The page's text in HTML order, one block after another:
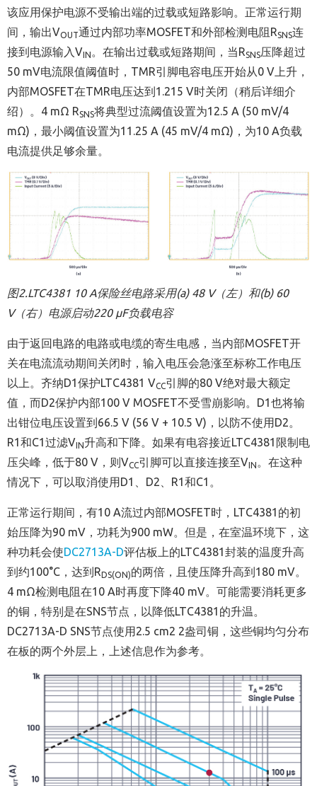
该应用保护电源不受输出端的过载或短路影响。正常运行期
间，输出VOUT通过内部功率MOSFET和外部检测电阻RSNS连
接到电源输入V IN 。在输出过载或短路期间，当RSNS压降超过
50 mV电流限值阈值时，TMR引脚电容电压开始从0 V上升，
内部MOSFET在TMR电压达到1.215 V时关闭（稍后详细介
绍）。4 mΩ RSNS将典型过流阈值设置为12.5 A (50 mV/4
mΩ)，最小阈值设置为11.25 A (45 mV/4 mΩ)，为10 A负载
电流提供足够余量。
图2.LTC4381 10 A保险丝电路采用(a) 48 V（左）和(b) 60
V（右）电源启动220 µF负载电容
由于返回电路的电路或电缆的寄生电感，当内部MOSFET开
关在电流流动期间关闭时，输入电压会急涨至标称工作电压
以上。齐纳D1保护LTC4381 VCC引脚的80 V绝对最大额定
值，而D2保护内部100 V MOSFET不受雪崩影响。D1也将输
出钳位电压设置到66.5 V (56 V + 10.5 V)，以防不使用D2。
R1和C1过滤V IN 升高和下降。如果有电容接近LTC4381限制电
压尖峰，低于80 V，则VCC引脚可以直接连接至V IN 。在这种
情况下，可以取消使用D1、D2、R1和C1。
正常运行期间，有10 A流过内部MOSFET时，LTC4381的初
始压降为90 mV，功耗为900 mW。但是，在室温环境下，这
种功耗会使DC2713A-D评估板上的LTC4381封装的温度升高
到约100°C，达到R DS(ON)的两倍，且使压降升高到180 mV。
4 mΩ检测电阻在10 A时再度下降40 mV。可能需要消耗更多
的铜，特别是在SNS节点，以降低LTC4381的升温。
DC2713A-D SNS节点使用2.5 cm2 2盎司铜，这些铜均匀分布
在板的两个外层上，上述信息作为参考。